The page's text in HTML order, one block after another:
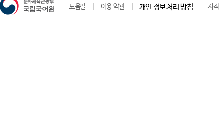
도움말 이용 약관 개인 정보 처리 방침 저